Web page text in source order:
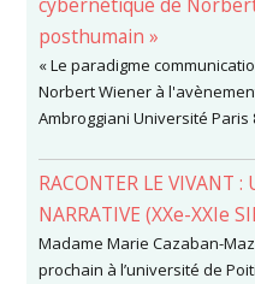
posthumain »
« Le paradigme
Norbert Wiener à
Ambroggiani Université Paris
RACONTER LE VIVANT
NARRATIVE (XXe-XXIe
Madame Marie Cazaban-
prochain à l’université de